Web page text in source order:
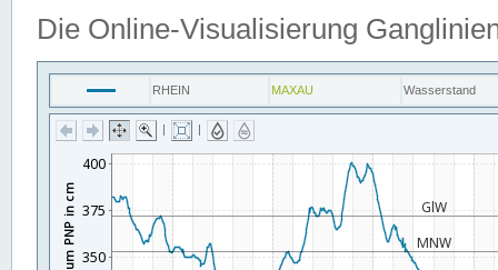
Die Online-Visualisierung